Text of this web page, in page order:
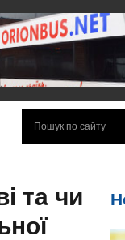
та чи